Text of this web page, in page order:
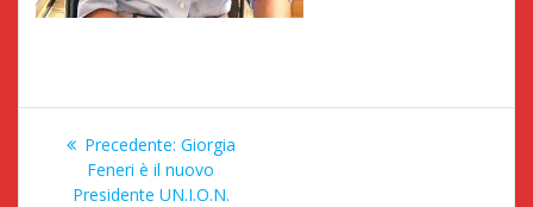
Navigazione
articoli
Precedente: Articolo
precedente:
Giorgia
Feneri è il nuovo
Presidente UN.I.O.N.